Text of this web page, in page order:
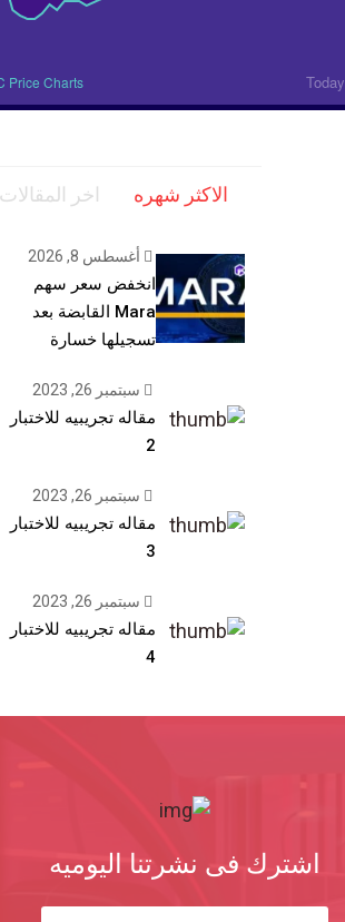
Price Charts Today
الاكثر شهره اخر
أغسطس 8, 2026
انخفض سعر سهم
Mara القابضة بعد
تسجيلها خسارة
سبتمبر 26, 2023
مقاله تجريبيه للاختبار
2
سبتمبر 26, 2023
مقاله تجريبيه للاختبار
3
سبتمبر 26, 2023
مقاله تجريبيه للاختبار
4
اشترك فى نشرتنا اليوميه